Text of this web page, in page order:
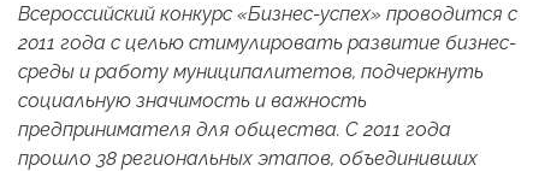
Всероссийский конкурс «Бизнес-успех» проводится с
2011 года с целью стимулировать развитие бизнес-
среды и работу муниципалитетов, подчеркнуть
социальную значимость и важность
предпринимателя для общества. C 2011 года
прошло 38 региональных этапов, объединивших